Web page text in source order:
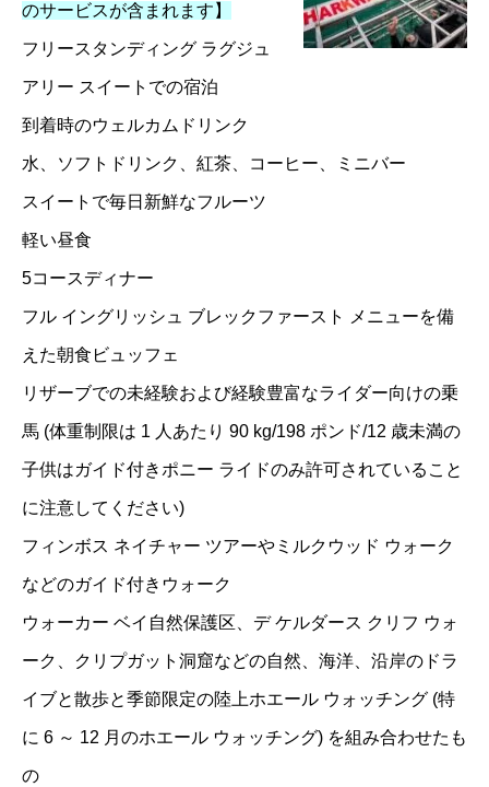
のサービスが含まれます】
フリースタンディング ラグジュ
アリー スイートでの宿泊
到着時のウェルカムドリンク
水、ソフトドリンク、紅茶、コーヒー、ミニバー
スイートで毎日新鮮なフルーツ
軽い昼食
5コースディナー
フル イングリッシュ ブレックファースト メニューを備
えた朝食ビュッフェ
リザーブでの未経験および経験豊富なライダー向けの乗
馬 (体重制限は 1 人あたり 90 kg/198 ポンド/12 歳未満の
子供はガイド付きポニー ライドのみ許可されていること
に注意してください)
フィンボス ネイチャー ツアーやミルクウッド ウォーク
などのガイド付きウォーク
ウォーカー ベイ自然保護区、デ ケルダース クリフ ウォ
ーク、クリプガット洞窟などの自然、海洋、沿岸のドラ
イブと散歩と季節限定の陸上ホエール ウォッチング (特
に 6 ～ 12 月のホエール ウォッチング) を組み合わせたも
の